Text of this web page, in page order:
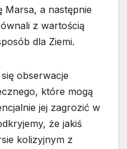
Marsa, a następnie
z wartością
dla Ziemi.
obserwacje
które mogą
jej zagrozić w
że jakiś
kolizyjnym z